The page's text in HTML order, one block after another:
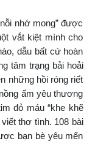
nhớ mong” được
vắt kiệt mình cho
dẫu bất cứ hoàn
tâm trạng bải hoải
những hồi róng riết
ấm yêu thương
đỏ máu “khe khẽ
thơ tình. 108 bài
bạn bè yêu mến